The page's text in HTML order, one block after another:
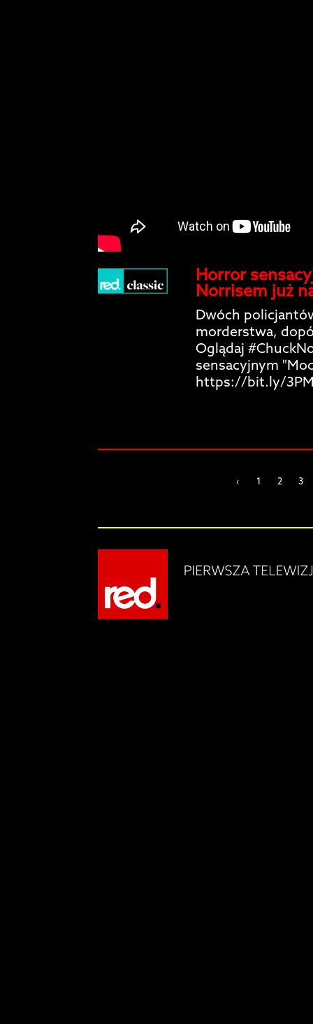
Horror
Norrisem już
Dwóch
morderstwa,
Oglądaj
sensacyjnym
https://bit.ly/
‹ 1 2 3